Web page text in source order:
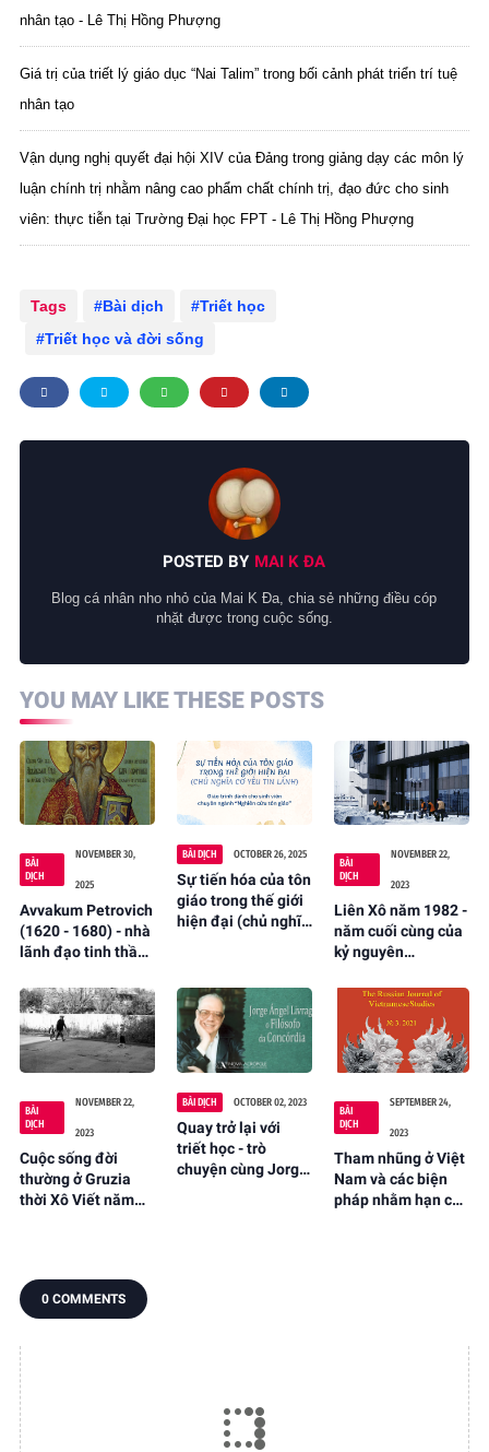
nhân tạo - Lê Thị Hồng Phượng
Giá trị của triết lý giáo dục “Nai Talim” trong bối cảnh phát triển trí tuệ
nhân tạo
Vận dụng nghị quyết đại hội XIV của Đảng trong giảng dạy các môn lý
luận chính trị nhằm nâng cao phẩm chất chính trị, đạo đức cho sinh
viên: thực tiễn tại Trường Đại học FPT - Lê Thị Hồng Phượng
Tags Bài dịch
Triết học
Triết học và đời sống
POSTED BY MAI K ĐA
Blog cá nhân nho nhỏ của Mai K Đa, chia sẻ những điều cóp
nhặt được trong cuộc sống.
YOU MAY LIKE THESE POSTS
BÀI
DỊCH
NOVEMBER 30,
2025
Avvakum Petrovich
(1620 - 1680) - nhà
lãnh đạo tinh thần
điều Cũ của Nga
(Mai K Đa dịch từ
tiếng Nga)
BÀI DỊCH OCTOBER 26, 2025
Sự tiến hóa của tôn
giáo trong thế giới
hiện đại (chủ nghĩa
T.A. Kildyashova;
dịch và chú thích:
Mai K Đa)
BÀI
DỊCH
NOVEMBER 22,
2023
Liên Xô năm 1982 -
năm cuối cùng của
kỷ nguyên
BÀI
DỊCH
NOVEMBER 22,
2023
Cuộc sống đời
thường ở Gruzia
thời Xô Viết năm
BÀI DỊCH OCTOBER 02, 2023
Quay trở lại với
triết học - trò
chuyện cùng Jorge
BÀI
DỊCH
SEPTEMBER 24,
2023
Tham nhũng ở Việt
Nam và các biện
pháp nhằm hạn chế
0 COMMENTS